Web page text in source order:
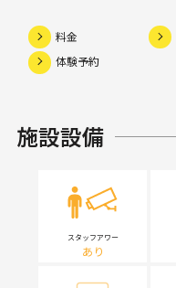
料金
体験予約
施設設備
スタッフアワー
あり